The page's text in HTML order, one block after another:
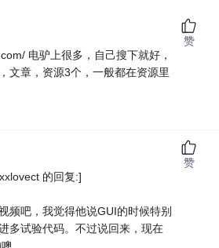
电驴上很多，自己搜下就好，
文章，资源3个，一般都在资源里
赞
的回复:]
频吧，我觉得他说GUI的时候特别
多试验代码。不过说回来，现在
赞